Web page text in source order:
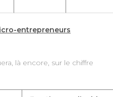
entrepreneurs
là encore, sur le chiffre